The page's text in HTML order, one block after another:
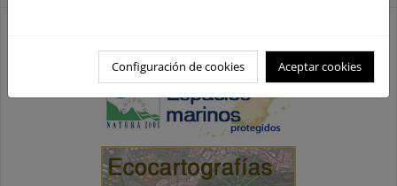
Configuración de cookies Aceptar cookies